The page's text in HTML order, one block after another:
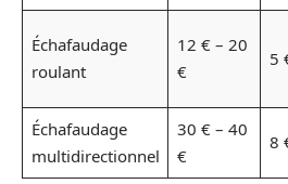
Échafaudage
roulant
12 € – 20
€
5
Échafaudage
multidirectionnel
30 € – 40
€
8